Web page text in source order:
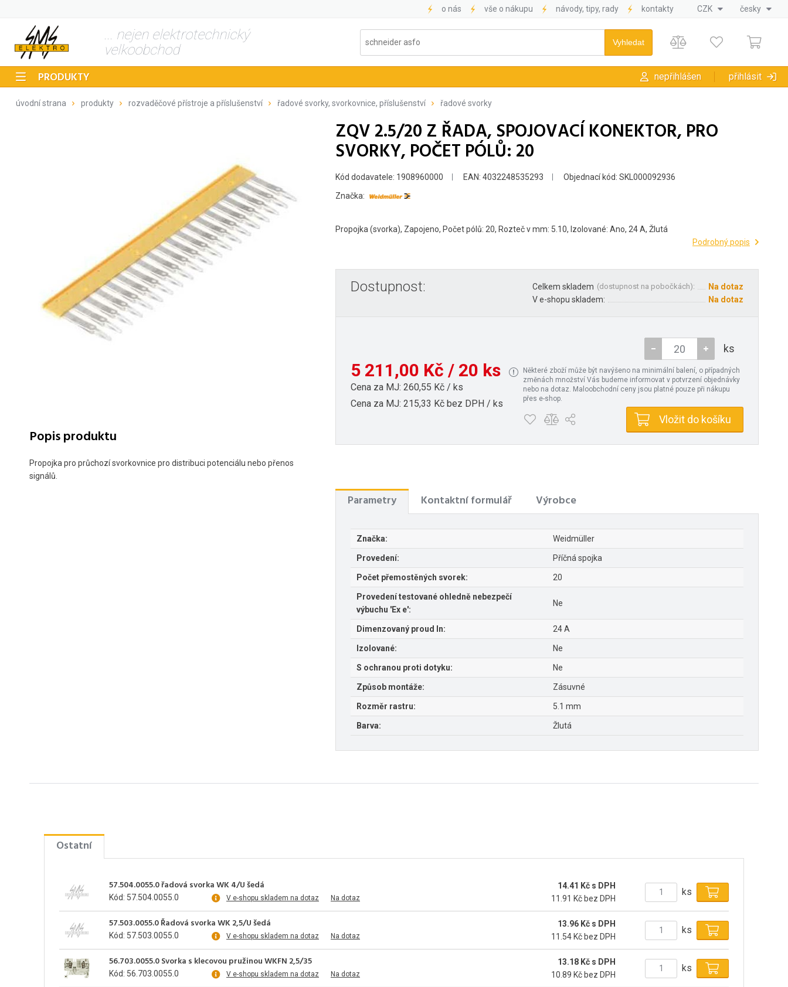
o nás vše o nákupu návody, tipy, rady kontakty CZK česky
... nejen elektrotechnický
velkoobchod
PRODUKTY nepřihlášen přihlásit
úvodní strana produkty rozvaděčové přístroje a příslušenství řadové svorky, svorkovnice, příslušenství řadové svorky
Popis produktu
Propojka pro průchozí svorkovnice pro distribuci potenciálu nebo přenos
signálů.
ZQV 2.5/20 Z ŘADA, SPOJOVACÍ KONEKTOR, PRO
SVORKY, POČET PÓLŮ: 20
Kód dodavatele: 1908960000 EAN: 4032248535293
Objednací kód: SKL000092936
Značka:
Propojka (svorka), Zapojeno, Počet pólů: 20, Rozteč v mm: 5.10, Izolované: Ano, 24 A, Žlutá
Podrobný popis
Dostupnost: Celkem skladem (dostupnost na pobočkách):
Na dotaz
V e-shopu skladem:
Na dotaz
5 211,00 Kč / 20 ks
Cena za MJ: 260,55 Kč / ks
Cena za MJ: 215,33 Kč bez DPH / ks
ks
Některé zboží může být navýšeno na minimální balení, o případných
změnách množství Vás budeme informovat v potvrzení objednávky
nebo na dotaz. Maloobchodní ceny jsou platné pouze při nákupu
přes e-shop.
Vložit do košíku
Parametry Kontaktní formulář Výrobce
Značka: Weidmüller
Provedení: Příčná spojka
Počet přemostěných svorek: 20
Provedení testované ohledně nebezpečí
výbuchu 'Ex e':
Ne
Dimenzovaný proud In: 24 A
Izolované: Ne
S ochranou proti dotyku: Ne
Způsob montáže: Zásuvné
Rozměr rastru: 5.1 mm
Barva: Žlutá
Ostatní
57.504.0055.0 řadová svorka WK 4/U šedá
Kód: 57.504.0055.0 V e-shopu skladem na dotaz Na dotaz
14.41 Kč s DPH
11.91 Kč bez DPH
ks
57.503.0055.0 Řadová svorka WK 2,5/U šedá
Kód: 57.503.0055.0 V e-shopu skladem na dotaz Na dotaz
13.96 Kč s DPH
11.54 Kč bez DPH
ks
56.703.0055.0 Svorka s klecovou pružinou WKFN 2,5/35
Kód: 56.703.0055.0 V e-shopu skladem na dotaz Na dotaz
13.18 Kč s DPH
10.89 Kč bez DPH
ks